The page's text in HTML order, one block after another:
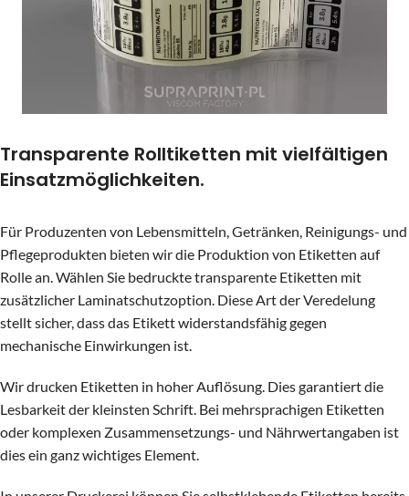
Transparente Rolltiketten mit vielfältigen
Einsatzmöglichkeiten.
Für Produzenten von Lebensmitteln, Getränken, Reinigungs- und
Pflegeprodukten bieten wir die Produktion von Etiketten auf
Rolle an. Wählen Sie bedruckte transparente Etiketten mit
zusätzlicher Laminatschutzoption. Diese Art der Veredelung
stellt sicher, dass das Etikett widerstandsfähig gegen
mechanische Einwirkungen ist.
Wir drucken Etiketten in hoher Auflösung. Dies garantiert die
Lesbarkeit der kleinsten Schrift. Bei mehrsprachigen Etiketten
oder komplexen Zusammensetzungs- und Nährwertangaben ist
dies ein ganz wichtiges Element.